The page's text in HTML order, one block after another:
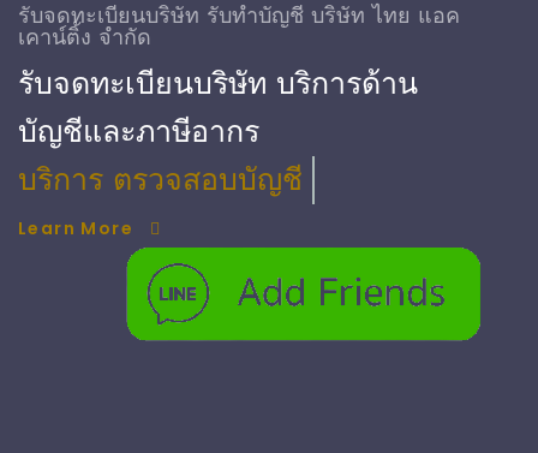
รับจดทะเบียนบริษัท รับทําบัญชี บริษัท ไทย แอค
เคาน์ติ้ง จำกัด
รับจดทะเบียนบริษัท บริการด้าน
บัญชีและภาษีอากร
บริการ ตรวจสอบบัญชี
Learn More